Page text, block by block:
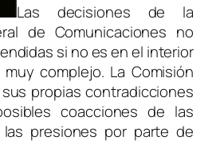
Las decisiones de la
de Comunicaciones no
si no es en el interior
complejo. La Comisión
propias contradicciones
coacciones de las
las presiones por parte de